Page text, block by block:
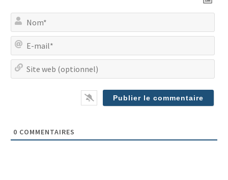
0 COMMENTAIRES